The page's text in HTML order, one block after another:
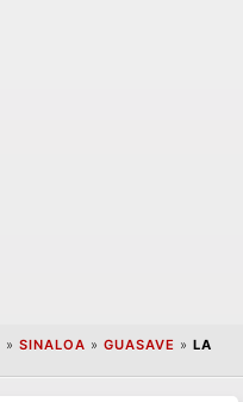
» SINALOA » GUASAVE » LA